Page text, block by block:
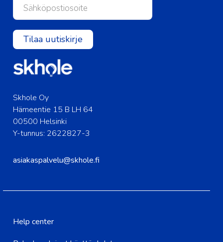
Skhole Oy
Hämeentie 15 B LH 64
00500 Helsinki
Y-tunnus: 2622827-3
asiakaspalvelu@skhole.fi
Tilaa uutiskirje
Help center